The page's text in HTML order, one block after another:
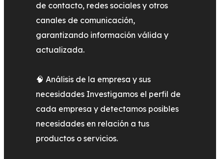
de contacto, redes sociales y otros
canales de comunicación,
garantizando información válida y
actualizada.
🧠 Análisis de la empresa y sus
necesidades Investigamos el perfil de
cada empresa y detectamos posibles
necesidades en relación a tus
productos o servicios.